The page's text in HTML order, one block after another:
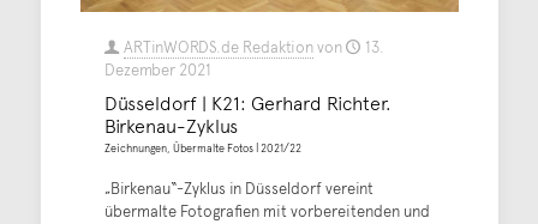
ARTinWORDS.de Redaktionvon
13.
Dezember 2021
Düsseldorf | K21: Gerhard Richter.
Birkenau-Zyklus
Zeichnungen, Übermalte Fotos | 2021/22
„Birkenau“-Zyklus in Düsseldorf vereint
übermalte Fotografien mit vorbereitenden und